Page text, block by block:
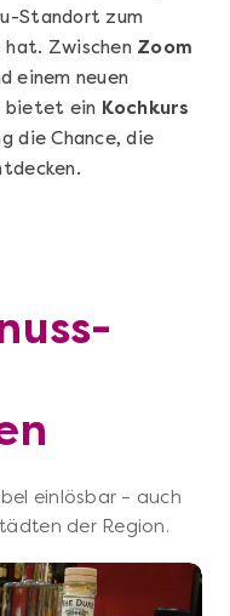
Standort zum
hat. Zwischen Zoom
einem neuen
bietet ein Kochkurs
die Chance, die
einlösbar – auch
der Region.